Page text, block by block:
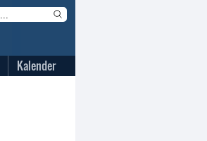
Kalender